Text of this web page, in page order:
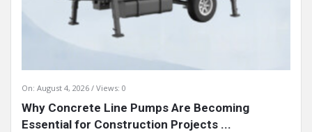
On: August 4, 2026 Views: 0
Why Concrete Line Pumps Are Becoming
Essential for Construction Projects ...